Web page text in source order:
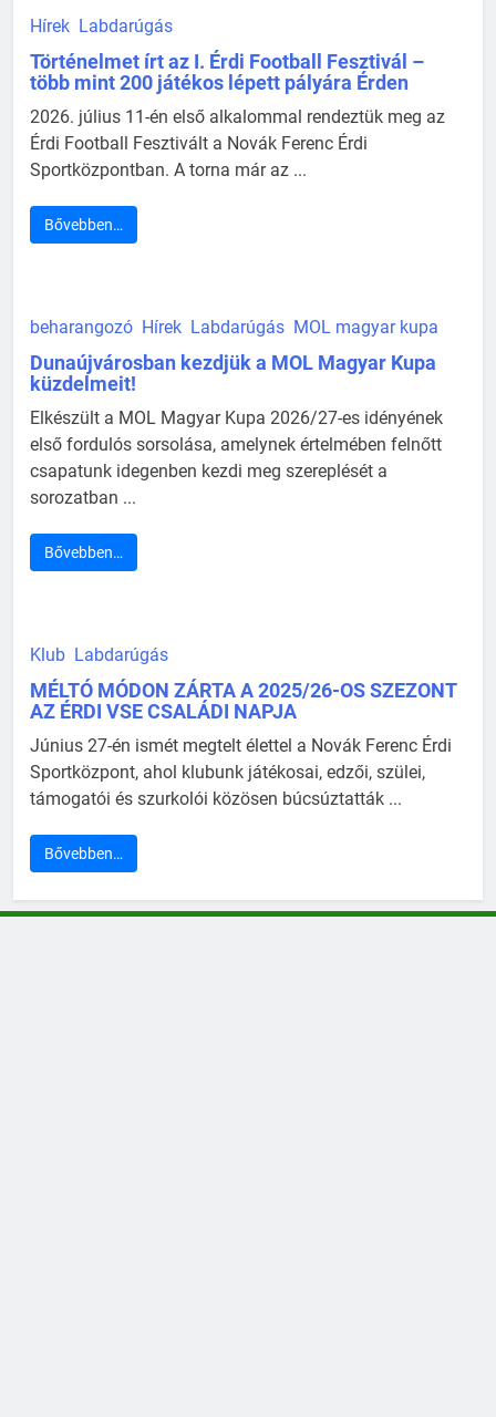
Hírek Labdarúgás
Történelmet írt az I. Érdi Football Fesztivál –
több mint 200 játékos lépett pályára Érden
2026. július 11-én első alkalommal rendeztük meg az
Érdi Football Fesztivált a Novák Ferenc Érdi
Sportközpontban. A torna már az ...
Bővebben…
beharangozó Hírek Labdarúgás MOL magyar kupa
Dunaújvárosban kezdjük a MOL Magyar Kupa
küzdelmeit!
Elkészült a MOL Magyar Kupa 2026/27-es idényének
első fordulós sorsolása, amelynek értelmében felnőtt
csapatunk idegenben kezdi meg szereplését a
sorozatban ...
Bővebben…
Klub Labdarúgás
MÉLTÓ MÓDON ZÁRTA A 2025/26-OS SZEZONT
AZ ÉRDI VSE CSALÁDI NAPJA
Június 27-én ismét megtelt élettel a Novák Ferenc Érdi
Sportközpont, ahol klubunk játékosai, edzői, szülei,
támogatói és szurkolói közösen búcsúztatták ...
Bővebben…